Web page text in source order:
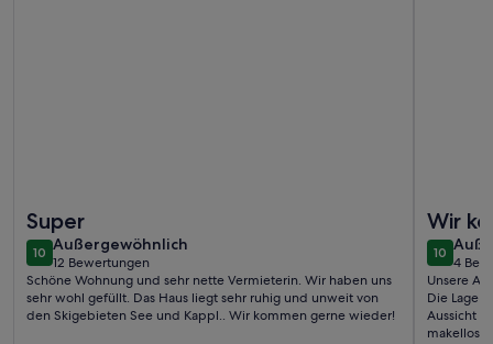
Super
1010 von 10
Außergewöhnlich
außergewöhnlich
12 Bewertungen
(12
bewertungen)
Schöne Wohnung und sehr nette Vermieterin. Wir haben uns
sehr wohl gefüllt. Das Haus liegt sehr ruhig und unweit von
den Skigebieten See und Kappl.. Wir kommen gerne wieder!
Wir
1010 von
4
(4
Unsere
Die Lage
Aussicht
makellos